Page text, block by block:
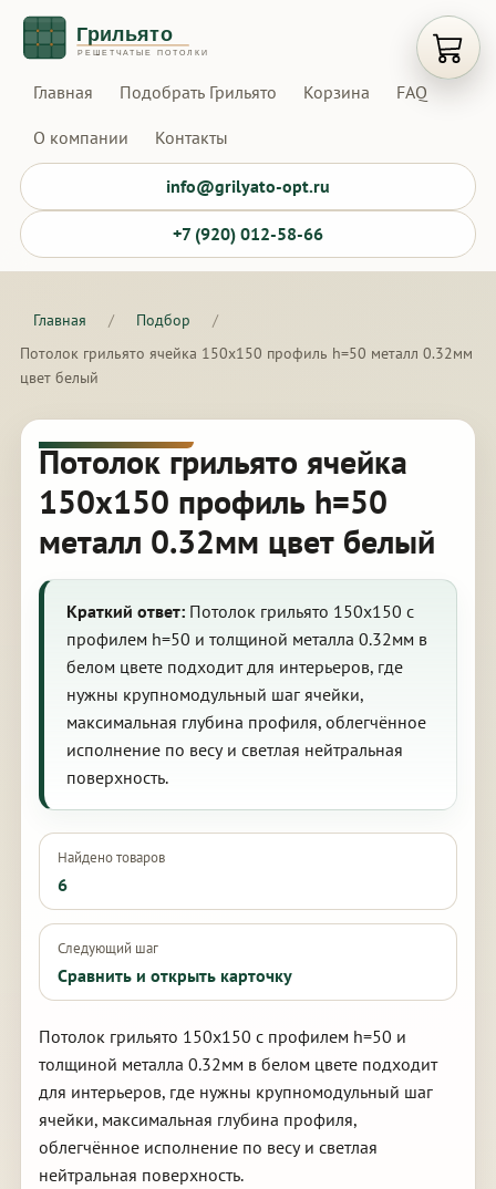
Главная Подобрать Грильято Корзина FAQ
О компании Контакты
info@grilyato-opt.ru
+7 (920) 012-58-66
Главная / Подбор
/
Потолок грильято ячейка 150х150 профиль h=50 металл 0.32мм
цвет белый
Потолок грильято ячейка
150х150 профиль h=50
металл 0.32мм цвет белый
Краткий ответ:Потолок грильято 150х150 с
профилем h=50 и толщиной металла 0.32мм в
белом цвете подходит для интерьеров, где
нужны крупномодульный шаг ячейки,
максимальная глубина профиля, облегчённое
исполнение по весу и светлая нейтральная
поверхность.
Найдено товаров
6
Следующий шаг
Сравнить и открыть карточку
Потолок грильято 150х150 с профилем h=50 и
толщиной металла 0.32мм в белом цвете подходит
для интерьеров, где нужны крупномодульный шаг
ячейки, максимальная глубина профиля,
облегчённое исполнение по весу и светлая
нейтральная поверхность.